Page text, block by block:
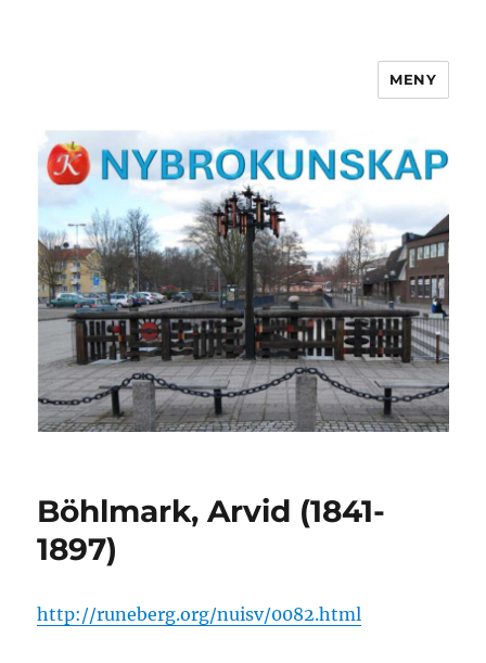
MENY
Böhlmark, Arvid (1841-
1897)
http://runeberg.org/nuisv/0082.html